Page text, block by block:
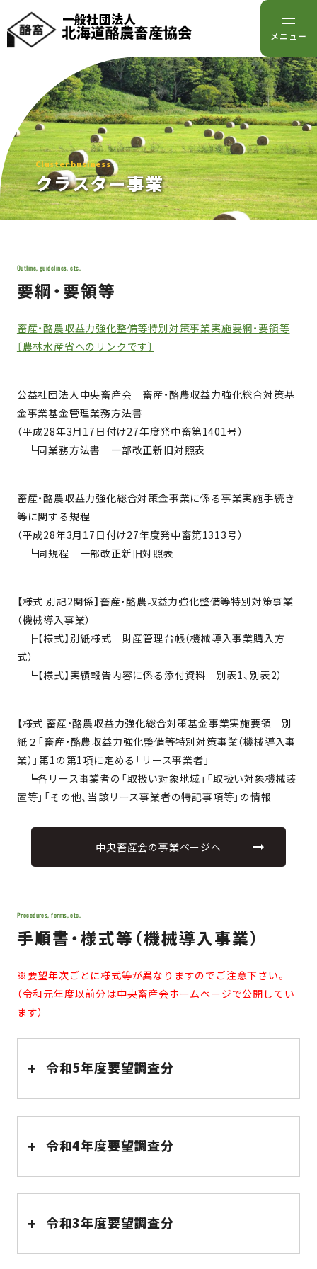
Cluster business
クラスター事業
一般社団法人
Outline, guidelines, etc.
要綱・要領等
畜産・酪農収益力強化整備等特別対策事業実施要綱・要領等
〔農林水産省へのリンクです〕
公益社団法人中央畜産会 畜産・酪農収益力強化総合対策基
金事業基金管理業務方法書
（平成28年3月17日付け27年度発中畜第1401号）
┗同業務方法書 一部改正新旧対照表
畜産・酪農収益力強化総合対策金事業に係る事業実施手続き
等に関する規程
（平成28年3月17日付け27年度発中畜第1313号）
┗同規程 一部改正新旧対照表
【様式 別記2関係】畜産・酪農収益力強化整備等特別対策事業
（機械導入事業）
┣【様式】別紙様式 財産管理台帳（機械導入事業購入方
式）
┗【様式】実績報告内容に係る添付資料 別表1、別表2）
【様式 畜産・酪農収益力強化総合対策基金事業実施要領 別
紙２「畜産・酪農収益力強化整備等特別対策事業（機械導入事
業）」第1の第1項に定める「リース事業者」
┗各リース事業者の「取扱い対象地域」「取扱い対象機械装
置等」「その他、当該リース事業者の特記事項等」の情報
中央畜産会の事業ページへ
Procedures, forms, etc.
手順書・様式等（機械導入事業）
※要望年次ごとに様式等が異なりますのでご注意下さい。
（令和元年度以前分は中央畜産会ホームページで公開してい
ます）
+ 令和5年度要望調査分
+ 令和4年度要望調査分
+ 令和3年度要望調査分
メニュー